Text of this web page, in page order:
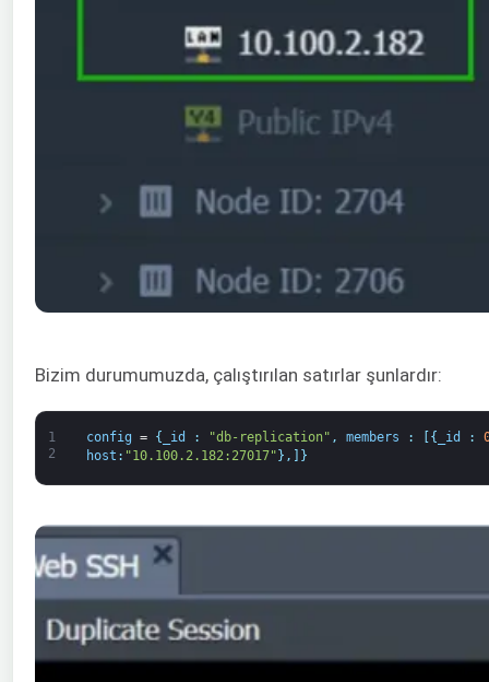
Bizim durumumuzda, çalıştırılan satırlar şunlardır:
1
2
config = { _id : "db-replication" , members : { _id :
host : "10.100.2.182:27017" } , }